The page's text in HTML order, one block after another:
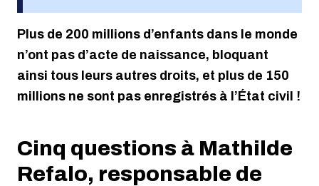
Plus de 200 millions d’enfants dans le monde
n’ont pas d’acte de naissance, bloquant
ainsi tous leurs autres droits, et plus de 150
millions ne sont pas enregistrés à l’État civil !
Cinq questions à Mathilde
Refalo, responsable de